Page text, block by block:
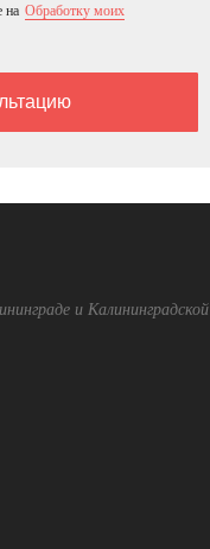
на Обработку моих
и Калининградской